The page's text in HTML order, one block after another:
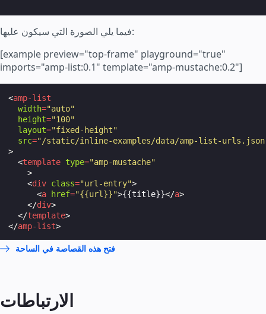
فيما يلي الصورة التي سيكون عليها:
[example preview="top-frame" playground="true"
imports="amp-list:0.1" template="amp-mustache:0.2"]
<amp-list
width="auto"
height="100"
layout="fixed-height"
src="/static/inline-examples/data/amp-list-
>
<template type="amp-mustache"
>
<div class="url-entry">
<a href="{{url}}">{{title}}</a>
</div>
</template>
</amp-list>
فتح هذه القصاصة في الساحة
الارتباطات